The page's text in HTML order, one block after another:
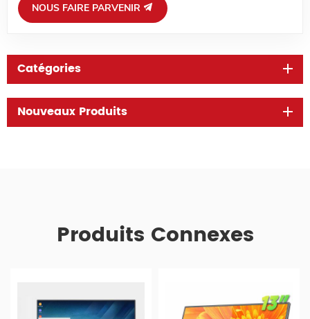
NOUS FAIRE PARVENIR
Catégories
Nouveaux Produits
Produits Connexes